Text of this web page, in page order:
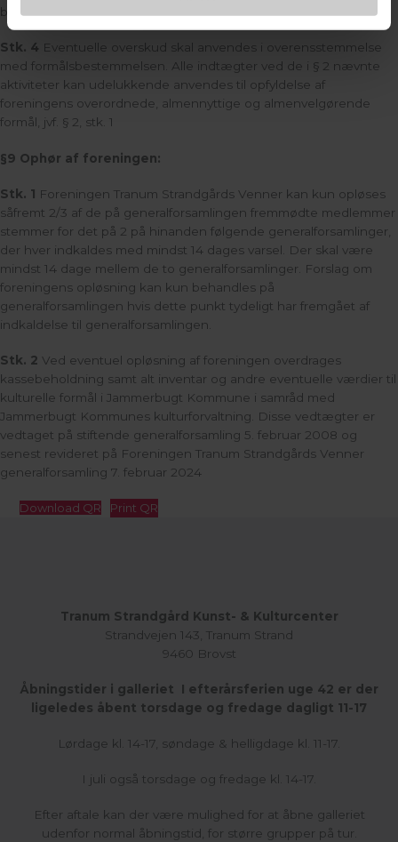
bestyrelsens beslutning, udpeges udenfor bestyrelsen.
Stk. 4 Eventuelle overskud skal anvendes i overensstemmelse
med formålsbestemmelsen. Alle indtægter ved de i § 2 nævnte
aktiviteter kan udelukkende anvendes til opfyldelse af
foreningens overordnede, almennyttige og almenvelgørende
formål, jvf. § 2, stk. 1
§9 Ophør af foreningen:
Stk. 1 Foreningen Tranum Strandgårds Venner kan kun opløses
såfremt 2/3 af de på generalforsamlingen fremmødte medlemmer
stemmer for det på 2 på hinanden følgende generalforsamlinger,
der hver indkaldes med mindst 14 dages varsel. Der skal være
mindst 14 dage mellem de to generalforsamlinger. Forslag om
foreningens opløsning kan kun behandles på
generalforsamlingen hvis dette punkt tydeligt har fremgået af
indkaldelse til generalforsamlingen.
Stk. 2 Ved eventuel opløsning af foreningen overdrages
kassebeholdning samt alt inventar og andre eventuelle værdier til
kulturelle formål i Jammerbugt Kommune i samråd med
Jammerbugt Kommunes kulturforvaltning.
Disse vedtægter er
vedtaget på stiftende generalforsamling 5. februar 2008 og
senest revideret på Foreningen Tranum Strandgårds Venner
generalforsamling 7. februar 2024
Download QR Print QR
Tranum Strandgård Kunst- & Kulturcenter
Strandvejen 143, Tranum Strand
9460 Brovst
Åbningstider i galleriet I efterårsferien uge 42 er der
ligeledes åbent torsdage og fredage dagligt 11-17
Lørdage kl. 14-17, søndage & helligdage kl. 11-17.
I juli også torsdage og fredage kl. 14-17.
Efter aftale kan der være mulighed for at åbne galleriet
udenfor normal åbningstid, for større grupper på tur.